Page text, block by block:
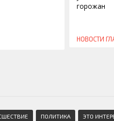
горожан
НОВОСТИ
ПОЛИТИКА ЭТО